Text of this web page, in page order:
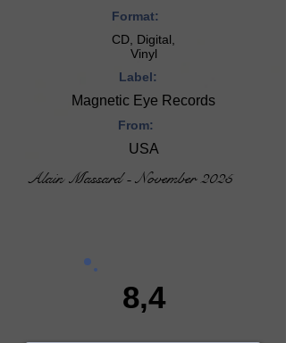
Format:
CD, Digital,
Vinyl
Label:
Magnetic Eye Records
From:
USA
Alain Massard - November 2025
8,4